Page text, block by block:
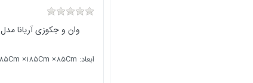
وان و جکوزی آریانا مدل SPA 710
ابعاد: ۱85Cm ×185Cm ×85Cm